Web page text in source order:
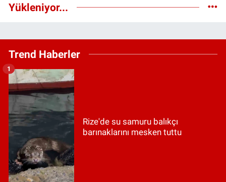
Yükleniyor...
Trend Haberler
Rize'de su samuru balıkçı
barınaklarını mesken tuttu
1